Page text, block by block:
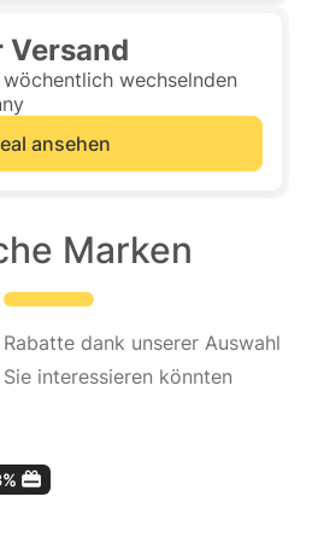
Versand
wechselnden
ansehen
Marken
dank unserer Auswahl
interessieren könnten